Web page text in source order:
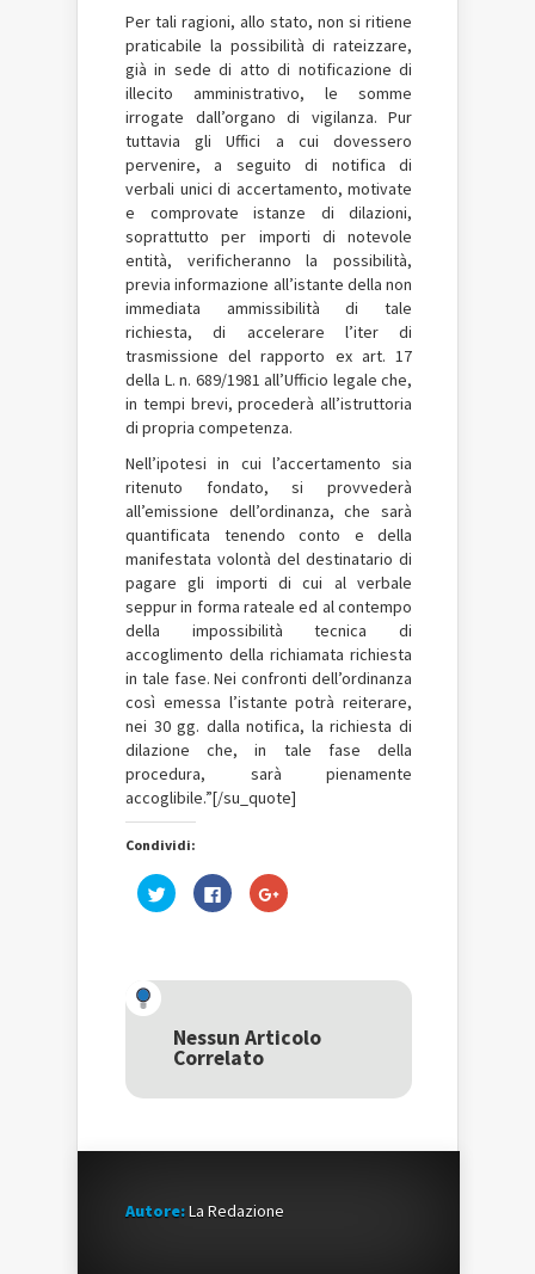
Per tali ragioni, allo stato, non si ritiene
praticabile la possibilità di rateizzare,
già in sede di atto di notificazione di
illecito amministrativo, le somme
irrogate dall’organo di vigilanza. Pur
tuttavia gli Uffici a cui dovessero
pervenire, a seguito di notifica di
verbali unici di accertamento, motivate
e comprovate istanze di dilazioni,
soprattutto per importi di notevole
entità, verificheranno la possibilità,
previa informazione all’istante della non
immediata ammissibilità di tale
richiesta, di accelerare l’iter di
trasmissione del rapporto ex art. 17
della L. n. 689/1981 all’Ufficio legale che,
in tempi brevi, procederà all’istruttoria
di propria competenza.
Nell’ipotesi in cui l’accertamento sia
ritenuto fondato, si provvederà
all’emissione dell’ordinanza, che sarà
quantificata tenendo conto e della
manifestata volontà del destinatario di
pagare gli importi di cui al verbale
seppur in forma rateale ed al contempo
della impossibilità tecnica di
accoglimento della richiamata richiesta
in tale fase. Nei confronti dell’ordinanza
così emessa l’istante potrà reiterare,
nei 30 gg. dalla notifica, la richiesta di
dilazione che, in tale fase della
procedura, sarà pienamente
accoglibile.”[/su_quote]
Condividi:
Fai
clic
una
nuova
finestra)
Fai
clic
nuova
finestra)
Fai
clic
una
nuova
Nessun Articolo
Correlato
Autore:La Redazione